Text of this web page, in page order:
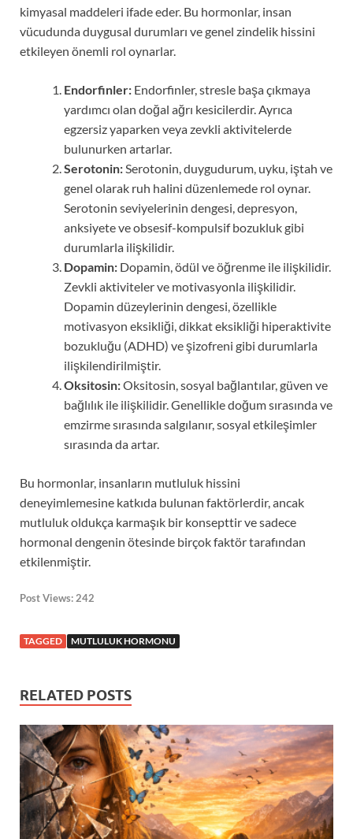
kimyasal maddeleri ifade eder. Bu hormonlar, insan
vücudunda duygusal durumları ve genel zindelik hissini
etkileyen önemli rol oynarlar.
Endorfinler: Endorfinler, stresle başa çıkmaya
yardımcı olan doğal ağrı kesicilerdir. Ayrıca
egzersiz yaparken veya zevkli aktivitelerde
bulunurken artarlar.
Serotonin: Serotonin, duygudurum, uyku, iştah ve
genel olarak ruh halini düzenlemede rol oynar.
Serotonin seviyelerinin dengesi, depresyon,
anksiyete ve obsesif-kompulsif bozukluk gibi
durumlarla ilişkilidir.
Dopamin: Dopamin, ödül ve öğrenme ile ilişkilidir.
Zevkli aktiviteler ve motivasyonla ilişkilidir.
Dopamin düzeylerinin dengesi, özellikle
motivasyon eksikliği, dikkat eksikliği hiperaktivite
bozukluğu (ADHD) ve şizofreni gibi durumlarla
ilişkilendirilmiştir.
Oksitosin:Oksitosin, sosyal bağlantılar, güven ve
bağlılık ile ilişkilidir. Genellikle doğum sırasında ve
emzirme sırasında salgılanır, sosyal etkileşimler
sırasında da artar.
Bu hormonlar, insanların mutluluk hissini
deneyimlemesine katkıda bulunan faktörlerdir, ancak
mutluluk oldukça karmaşık bir konsepttir ve sadece
hormonal dengenin ötesinde birçok faktör tarafından
etkilenmiştir.
Post Views: 242
TAGGED MUTLULUK HORMONU
RELATED POSTS